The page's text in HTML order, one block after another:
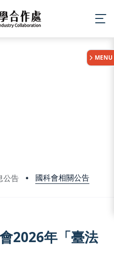
公告 國科會相關公告
MENU
2026年「臺法